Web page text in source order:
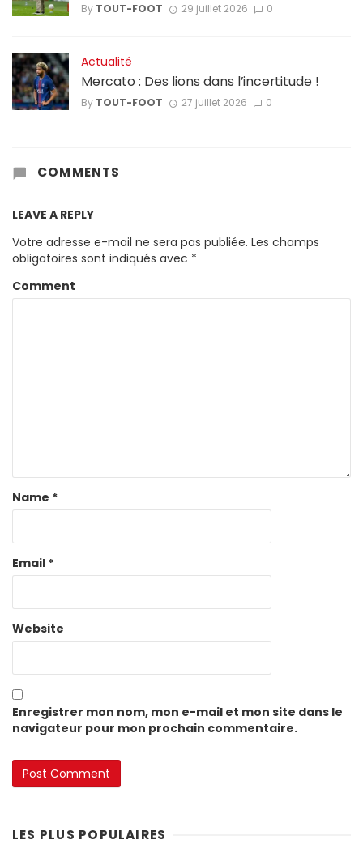
By TOUT-FOOT 29 juillet 2026 0
Actualité
Mercato : Des lions dans l’incertitude !
By TOUT-FOOT 27 juillet 2026 0
COMMENTS
LEAVE A REPLY
Votre adresse e-mail ne sera pas publiée. Les champs
obligatoires sont indiqués avec *
Comment
Name *
Email *
Website
Enregistrer mon nom, mon e-mail et mon site dans le
navigateur pour mon prochain commentaire.
LES PLUS POPULAIRES